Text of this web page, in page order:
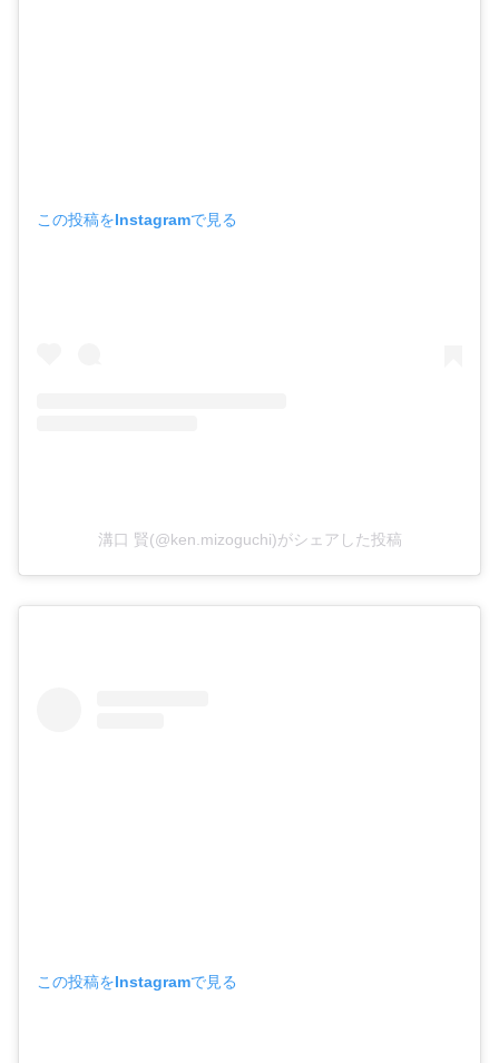
この投稿をInstagramで見る
溝口 賢(@ken.mizoguchi)がシェアした投稿
この投稿をInstagramで見る